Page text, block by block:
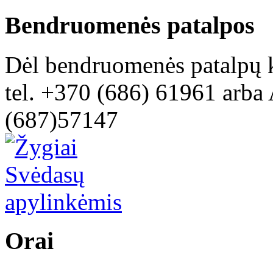
Bendruomenės patalpos
Dėl bendruomenės
tel. +370 (686) 61961
(687)57147
Orai